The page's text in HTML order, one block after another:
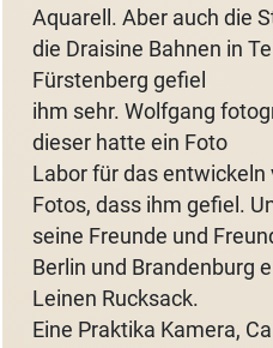
Aquarell. Aber auch die
die Draisine Bahnen in
Fürstenberg gefiel
ihm sehr. Wolfgang
dieser hatte ein Foto
Labor für das
Fotos, dass ihm gefiel.
seine Freunde und
Berlin und Brandenburg
Leinen Rucksack.
Eine Praktika Kamera,